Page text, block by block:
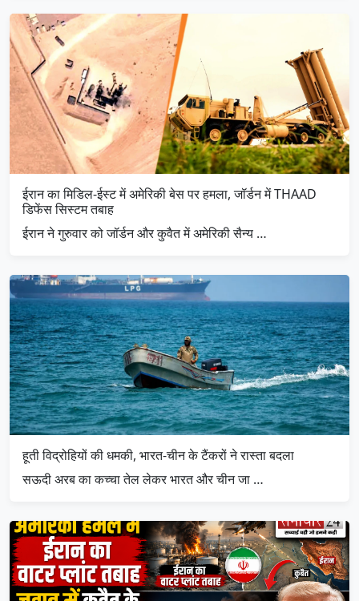
ईरान का मिडिल-ईस्ट में अमेरिकी बेस पर हमला, जॉर्डन में THAAD
डिफेंस सिस्टम तबाह
ईरान ने गुरुवार को जॉर्डन और कुवैत में अमेरिकी सैन्य …
हूती विद्रोहियों की धमकी, भारत-चीन के टैंकरों ने रास्ता बदला
सऊदी अरब का कच्चा तेल लेकर भारत और चीन जा …